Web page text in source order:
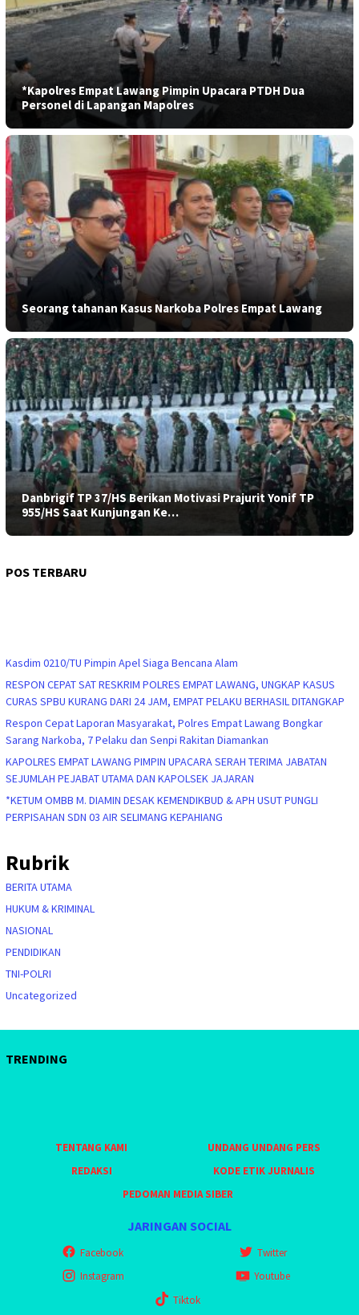
*Kapolres Empat Lawang Pimpin Upacara PTDH Dua
Personel di Lapangan Mapolres
Seorang tahanan Kasus Narkoba Polres Empat Lawang
Danbrigif TP 37/HS Berikan Motivasi Prajurit Yonif TP
955/HS Saat Kunjungan Ke…
POS TERBARU
Kasdim 0210/TU Pimpin Apel Siaga Bencana Alam
RESPON CEPAT SAT RESKRIM POLRES EMPAT LAWANG, UNGKAP KASUS
CURAS SPBU KURANG DARI 24 JAM, EMPAT PELAKU BERHASIL DITANGKAP
Respon Cepat Laporan Masyarakat, Polres Empat Lawang Bongkar
Sarang Narkoba, 7 Pelaku dan Senpi Rakitan Diamankan
KAPOLRES EMPAT LAWANG PIMPIN UPACARA SERAH TERIMA JABATAN
SEJUMLAH PEJABAT UTAMA DAN KAPOLSEK JAJARAN
*KETUM OMBB M. DIAMIN DESAK KEMENDIKBUD & APH USUT PUNGLI
PERPISAHAN SDN 03 AIR SELIMANG KEPAHIANG
Rubrik
BERITA UTAMA
HUKUM & KRIMINAL
NASIONAL
PENDIDIKAN
TNI-POLRI
Uncategorized
TRENDING
TENTANG KAMI
UNDANG UNDANG PERS
REDAKSI
KODE ETIK JURNALIS
PEDOMAN MEDIA SIBER
JARINGAN SOCIAL
Facebook
Twitter
Instagram
Youtube
Tiktok